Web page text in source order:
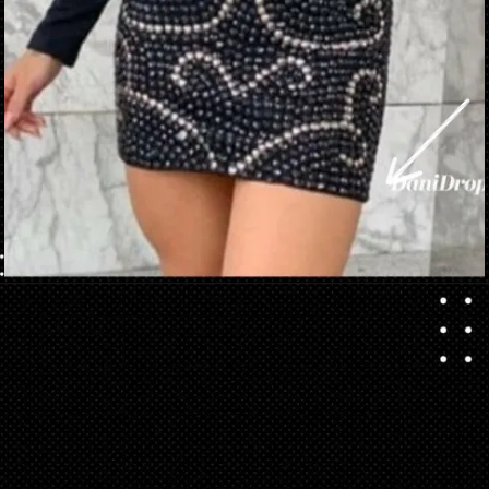
Apertura in corso https://danidrops.com.br/it/vestido-brilhante-2023/